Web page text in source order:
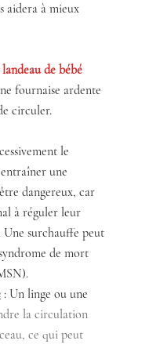
aidera à mieux
de bébé
fournaise ardente
circuler.
le
une
dangereux, car
à réguler leur
surchauffe peut
de mort
: Un linge ou une
la circulation
ce qui peut